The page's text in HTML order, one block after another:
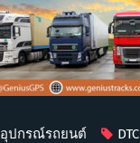
อุปกรณ์รถยนต์ DTC